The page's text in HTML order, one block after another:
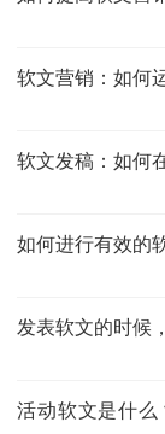
软文营销：如何
软文发稿：如何
如何进行有效的
发表软文的时候
活动软文是什么